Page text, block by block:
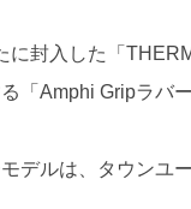
封入した「
「Amphi Gripラバ
デルは、タウンユ